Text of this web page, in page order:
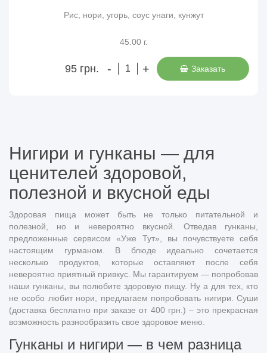
Рис, нори, угорь, соус унаги, кунжут
45.00 г.
95 грн. - + Заказать
Нигири и гунканы — для
ценителей здоровой,
полезной и вкусной еды
Здоровая пища может быть не только питательной и
полезной, но и невероятно вкусной. Отведав гунканы,
предложенные сервисом «Уже Тут», вы почувствуете себя
настоящим гурманом. В блюде идеально сочетается
несколько продуктов, которые оставляют после себя
невероятно приятный привкус. Мы гарантируем — попробовав
наши гунканы, вы полюбите здоровую пищу. Ну а для тех, кто
не особо любит нори, предлагаем попробовать нигири. Суши
(доставка бесплатно при заказе от 400 грн.) – это прекрасная
возможность разнообразить свое здоровое меню.
Гунканы и нигири — в чем разница